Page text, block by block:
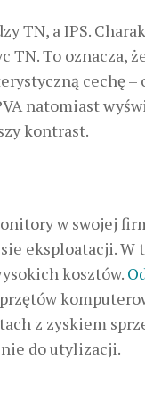
TN, a IPS.
TN. To oznacza,
cechę
natomiast
kontrast.
w swojej
eksploatacji. W
kosztów.
z zyskiem
do utylizacji.